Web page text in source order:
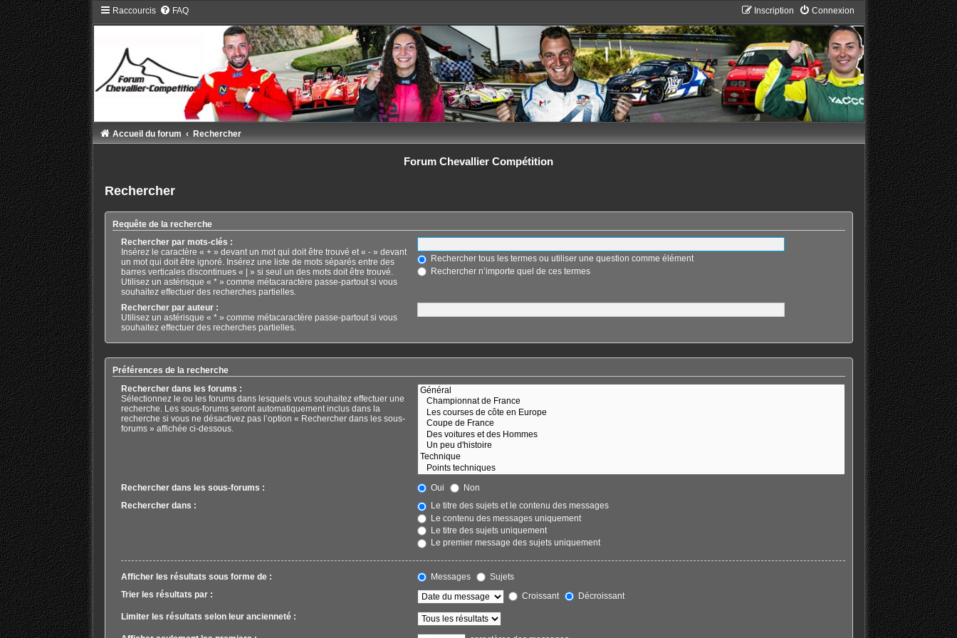
Raccourcis FAQ Connexion
Inscription
Accueil du forum Rechercher
Forum Chevallier Compétition
Rechercher
Requête de la recherche
Rechercher par mots-clés :
Insérez le caractère « + » devant un mot qui doit être trouvé et « - » devant
un mot qui doit être ignoré. Insérez une liste de mots séparés entre des
barres verticales discontinues « | » si seul un des mots doit être trouvé.
Utilisez un astérisque « * » comme métacaractère passe-partout si vous
souhaitez effectuer des recherches partielles.
Rechercher tous les termes ou utiliser une question comme élément
Rechercher n’importe quel de ces termes
Rechercher par auteur :
Utilisez un astérisque « * » comme métacaractère passe-partout si vous
souhaitez effectuer des recherches partielles.
Préférences de la recherche
Rechercher dans les forums :
Sélectionnez le ou les forums dans lesquels vous souhaitez effectuer une
recherche. Les sous-forums seront automatiquement inclus dans la
recherche si vous ne désactivez pas l’option « Rechercher dans les sous-
forums » affichée ci-dessous.
Rechercher dans les sous-forums : Oui
Non
Rechercher dans :
Le titre des sujets et le contenu des messages
Le contenu des messages uniquement
Le titre des sujets uniquement
Le premier message des sujets uniquement
Afficher les résultats sous forme de : Messages
Sujets
Trier les résultats par :
Croissant Décroissant
Limiter les résultats selon leur ancienneté :